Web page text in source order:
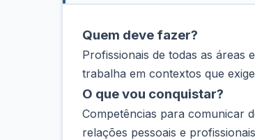
Quem deve fazer?
Profissionais de todas as áreas
trabalha em contextos que
O que vou conquistar?
Competências para comunicar
relações pessoais e